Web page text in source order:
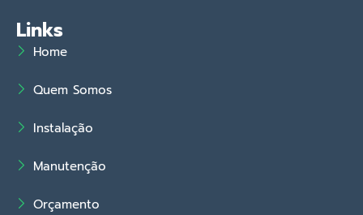
Links
Home
Quem Somos
Instalação
Manutenção
Orçamento